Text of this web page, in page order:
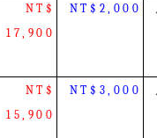
NT$
17,900
NT$2,000
NT$
15,900
NT$3,000